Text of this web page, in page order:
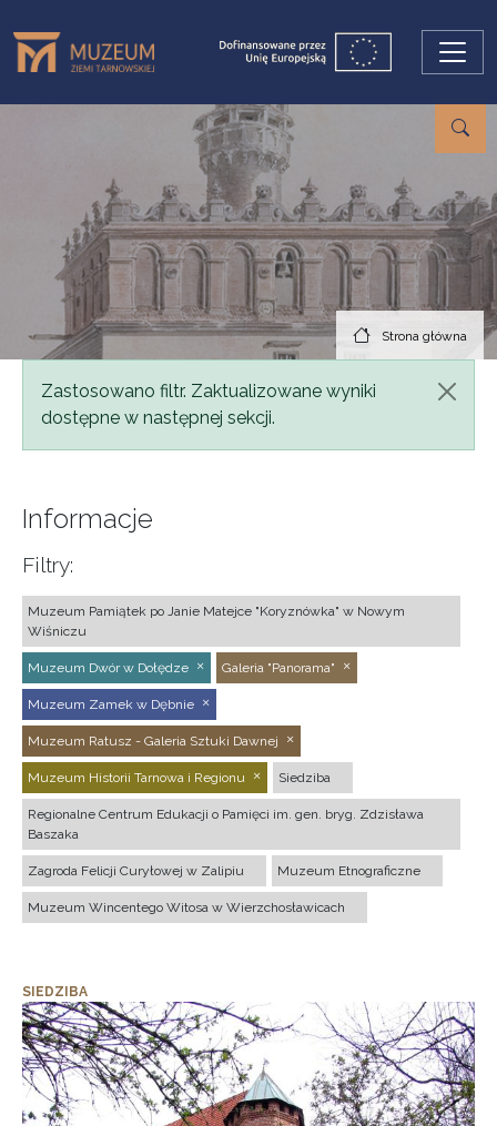
Strona główna
Komunikat
Zastosowano filtr. Zaktualizowane wyniki
dostępne w następnej sekcji.
Informacje
Filtry:
Muzeum Pamiątek po Janie Matejce "Koryznówka" w Nowym
Wiśniczu
Muzeum Dwór w Dołędze Galeria "Panorama"
Muzeum Zamek w Dębnie
Muzeum Ratusz - Galeria Sztuki Dawnej
Muzeum Historii Tarnowa i Regionu Siedziba
Regionalne Centrum Edukacji o Pamięci im. gen. bryg. Zdzisława
Baszaka
Zagroda Felicji Curyłowej w Zalipiu Muzeum Etnograficzne
Muzeum Wincentego Witosa w Wierzchosławicach
SIEDZIBA